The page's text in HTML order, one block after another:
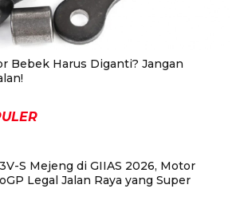
Bebek Harus Diganti? Jangan
S Mejeng di GIIAS 2026, Motor
Legal Jalan Raya yang Super